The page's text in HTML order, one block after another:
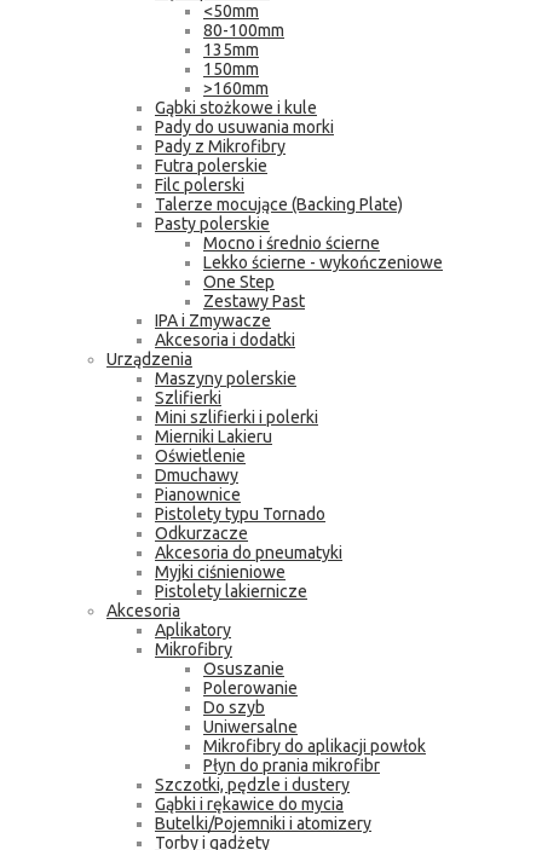
<50mm
80-100mm
135mm
150mm
>160mm
Gąbki stożkowe i kule
Pady do usuwania morki
Pady z Mikrofibry
Futra polerskie
Filc polerski
Talerze mocujące (Backing Plate)
Pasty polerskie
Mocno i średnio ścierne
Lekko ścierne - wykończeniowe
One Step
Zestawy Past
IPA i Zmywacze
Akcesoria i dodatki
Urządzenia
Maszyny polerskie
Szlifierki
Mini szlifierki i polerki
Mierniki Lakieru
Oświetlenie
Dmuchawy
Pianownice
Pistolety typu Tornado
Odkurzacze
Akcesoria do pneumatyki
Myjki ciśnieniowe
Pistolety lakiernicze
Akcesoria
Aplikatory
Mikrofibry
Osuszanie
Polerowanie
Do szyb
Uniwersalne
Mikrofibry do aplikacji powłok
Płyn do prania mikrofibr
Szczotki, pędzle i dustery
Gąbki i rękawice do mycia
Butelki/Pojemniki i atomizery
Torby i gadżety